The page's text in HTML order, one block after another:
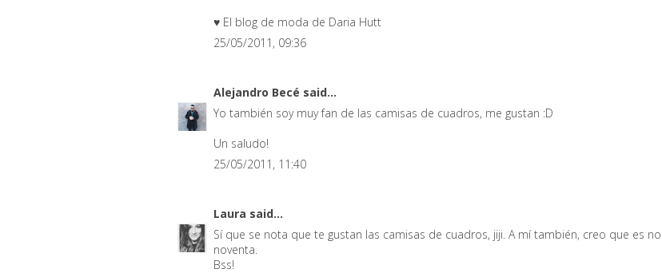
♥ El blog de moda de Daria Hutt
25/05/2011, 09:36
Alejandro Becé said...
Yo también soy muy fan de las camisas de cuadros, me gustan :D
Un saludo!
25/05/2011, 11:40
Laura said...
Sí que se nota que te gustan las camisas de cuadros, jiji. A mí también, creo que es
noventa.
Bss!